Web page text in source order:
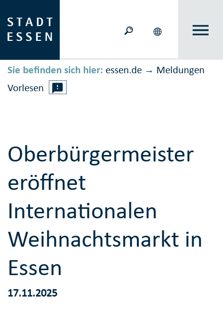
Sie befinden sich hier: essen.de → Meldungen
Vorlesen
Oberbürgermeister
eröffnet
Internationalen
Weihnachtsmarkt in
Essen
17.11.2025